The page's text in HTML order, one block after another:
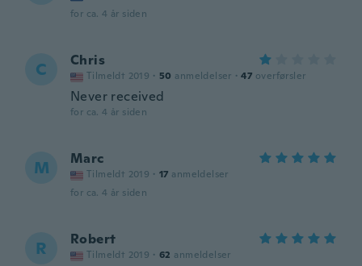
for ca. 4 år siden
C Chris
Tilmeldt 2019 · 50 anmeldelser · 47 overførsler
Never received
for ca. 4 år siden
M Marc
Tilmeldt 2019 · 17 anmeldelser
for ca. 4 år siden
R Robert
Tilmeldt 2019 · 62 anmeldelser